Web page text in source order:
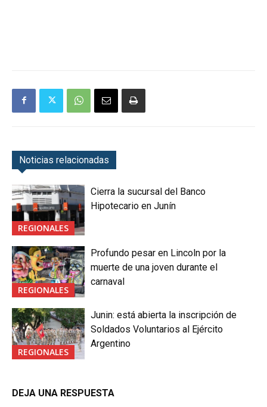
Noticias relacionadas
REGIONALES
Cierra la sucursal del Banco
Hipotecario en Junín
REGIONALES
Profundo pesar en Lincoln por la
muerte de una joven durante el
carnaval
REGIONALES
Junin: está abierta la inscripción de
Soldados Voluntarios al Ejército
Argentino
DEJA UNA RESPUESTA